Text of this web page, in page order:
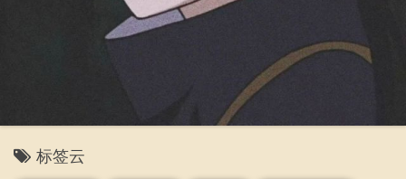
标签云